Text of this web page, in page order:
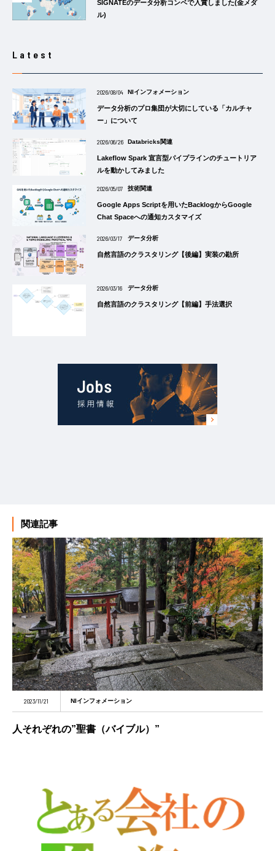
SIGNATEのデータ分析コンペで入賞しました(金メダ
ル)
Latest
2026/08/04 NIインフォメーション
データ分析のプロ集団が大切にしている「カルチャ
ー」について
2026/06/26 Databricks関連
Lakeflow Spark 宣言型パイプラインのチュートリア
ルを動かしてみました
2026/05/07 技術関連
Google Apps Scriptを用いたBacklogからGoogle
Chat Spaceへの通知カスタマイズ
2026/03/17 データ分析
自然言語のクラスタリング【後編】実装の勘所
2026/03/16 データ分析
自然言語のクラスタリング【前編】手法選択
関連記事
2023/11/21 NIインフォメーション
人それぞれの”聖書（バイブル）”